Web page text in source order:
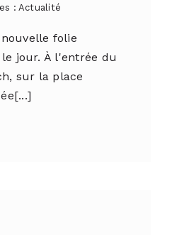
: Actualité
folie
jour. À l'entrée du
sur la place